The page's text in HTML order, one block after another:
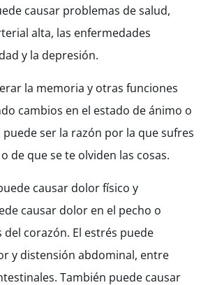
causar problemas de salud,
alta, las enfermedades
y la depresión.
la memoria y otras funciones
cambios en el estado de ánimo o
puede ser la razón por la que sufres
de que se te olviden las cosas.
causar dolor físico y
causar dolor en el pecho o
corazón. El estrés puede
y distensión abdominal, entre
También puede causar